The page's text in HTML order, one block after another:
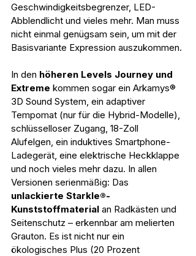
Geschwindigkeitsbegrenzer, LED-
Abblendlicht und vieles mehr. Man muss
nicht einmal genügsam sein, um mit der
Basisvariante Expression auszukommen.
In den höheren Levels Journey und
Extreme kommen sogar ein Arkamys®
3D Sound System, ein adaptiver
Tempomat (nur für die Hybrid-Modelle),
schlüsselloser Zugang, 18-Zoll
Alufelgen, ein induktives Smartphone-
Ladegerät, eine elektrische Heckklappe
und noch vieles mehr dazu. In allen
Versionen serienmäßig: Das
unlackierte Starkle®-
Kunststoffmaterial an Radkästen und
Seitenschutz – erkennbar am melierten
Grauton. Es ist nicht nur ein
ökologisches Plus (20 Prozent